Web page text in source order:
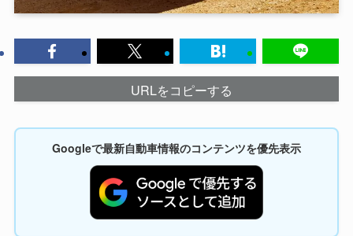
URLをコピーする
Googleで最新自動車情報のコンテンツを優先表示